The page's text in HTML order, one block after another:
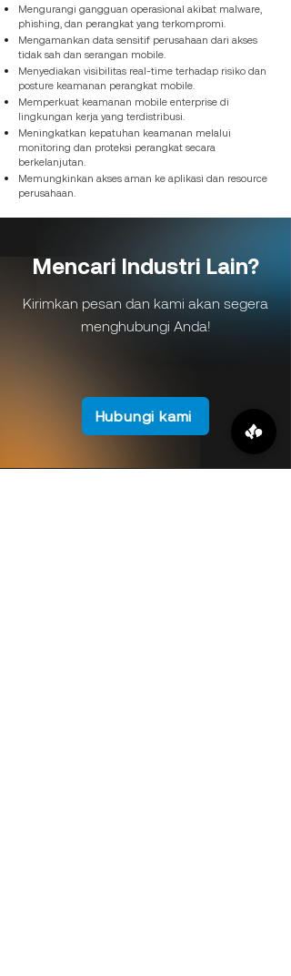
Mengurangi gangguan operasional akibat malware,
phishing, dan perangkat yang terkompromi.
Mengamankan data sensitif perusahaan dari akses
tidak sah dan serangan mobile.
Menyediakan visibilitas real-time terhadap risiko dan
posture keamanan perangkat mobile.
Memperkuat keamanan mobile enterprise di
lingkungan kerja yang terdistribusi.
Meningkatkan kepatuhan keamanan melalui
monitoring dan proteksi perangkat secara
berkelanjutan.
Memungkinkan akses aman ke aplikasi dan resource
perusahaan.
Mencari Industri Lain?
Kirimkan pesan dan kami akan segera
menghubungi Anda!
Hubungi kami